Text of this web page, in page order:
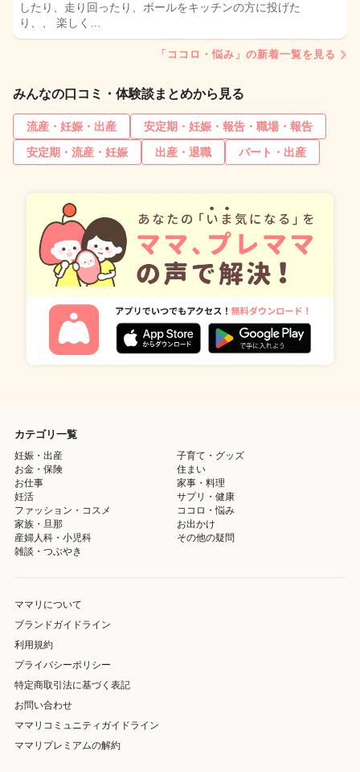
したり、走り回ったり、ボールをキッチンの方に投げた
り、、 楽しく…
「ココロ・悩み」の新着一覧を見る
みんなの口コミ・体験談まとめから見る
流産・妊娠・出産
安定期・妊娠・報告・職場・報告
安定期・流産・妊娠
出産・退職 パート・出産
カテゴリ一覧
妊娠・出産
子育て・グッズ
お金・保険
住まい
お仕事
家事・料理
妊活
サプリ・健康
ファッション・コスメ
ココロ・悩み
家族・旦那
お出かけ
産婦人科・小児科
その他の疑問
雑談・つぶやき
ママリについて
ブランドガイドライン
利用規約
プライバシーポリシー
特定商取引法に基づく表記
お問い合わせ
ママリコミュニティガイドライン
ママリプレミアムの解約